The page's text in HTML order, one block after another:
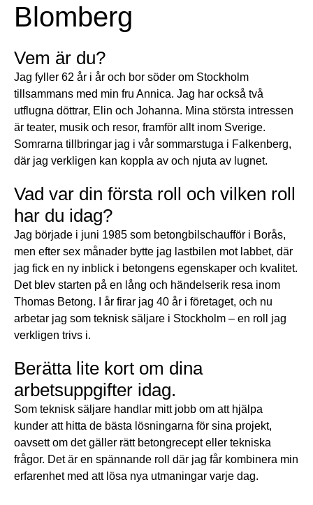
Blomberg
Vem är du?
Jag fyller 62 år i år och bor söder om Stockholm
tillsammans med min fru Annica. Jag har också två
utflugna döttrar, Elin och Johanna. Mina största intressen
är teater, musik och resor, framför allt inom Sverige.
Somrarna tillbringar jag i vår sommarstuga i Falkenberg,
där jag verkligen kan koppla av och njuta av lugnet.
Vad var din första roll och vilken roll
har du idag?
Jag började i juni 1985 som betongbilschaufför i Borås,
men efter sex månader bytte jag lastbilen mot labbet, där
jag fick en ny inblick i betongens egenskaper och kvalitet.
Det blev starten på en lång och händelserik resa inom
Thomas Betong. I år firar jag 40 år i företaget, och nu
arbetar jag som teknisk säljare i Stockholm – en roll jag
verkligen trivs i.
Berätta lite kort om dina
arbetsuppgifter idag.
Som teknisk säljare handlar mitt jobb om att hjälpa
kunder att hitta de bästa lösningarna för sina projekt,
oavsett om det gäller rätt betongrecept eller tekniska
frågor. Det är en spännande roll där jag får kombinera min
erfarenhet med att lösa nya utmaningar varje dag.